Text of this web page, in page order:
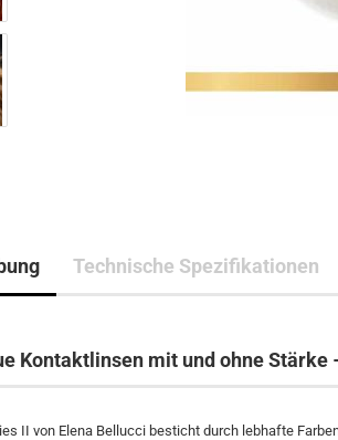
Technische Spezifikationen
Kontaktlinsen mit und ohne Stärke
II von Elena Bellucci besticht durch lebhafte